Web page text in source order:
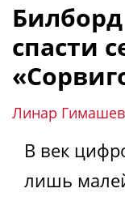
спасти
Линар Гимашев
В век
лишь